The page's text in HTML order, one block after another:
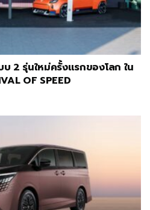
2 รุ่นใหม่ครั้งแรกของโลก ใน
OF SPEED